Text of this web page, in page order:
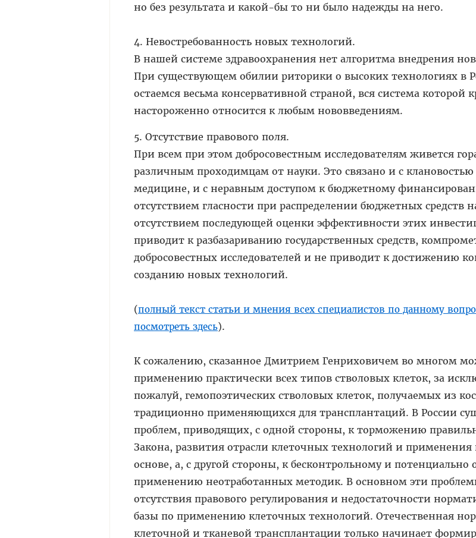
но без результата и какой-бы то ни было надежды на него.
4. Невостребованность новых технологий.
В нашей системе здравоохранения нет алгоритма внедрения
При существующем обилии риторики о высоких технологиях в
остаемся весьма консервативной страной, вся система которой
настороженно относится к любым нововведениям.
5. Отсутствие правового поля.
При всем при этом добросовестным исследователям живется
различным проходимцам от науки. Это связано и с клановостью
медицине, и с неравным доступом к бюджетному
отсутствием гласности при распределении бюджетных средств
отсутствием последующей оценки эффективности этих
приводит к разбазариванию государственных средств,
добросовестных исследователей и не приводит к достижению
созданию новых технологий.
(полный текст статьи и мнения всех специалистов по данному
посмотреть здесь).
К сожалению, сказанное Дмитрием Генриховичем во многом
применению практически всех типов стволовых клеток, за
пожалуй, гемопоэтических стволовых клеток, получаемых из
традиционно применяющихся для трансплантаций. В России
проблем, приводящих, с одной стороны, к торможению
Закона, развития отрасли клеточных технологий и
основе, а, с другой стороны, к бесконтрольному и потенциально
применению неотработанных методик. В основном эти
отсутствия правового регулирования и недостаточности
базы по применению клеточных технологий. Отечественная
клеточной и тканевой трансплантации только начинает